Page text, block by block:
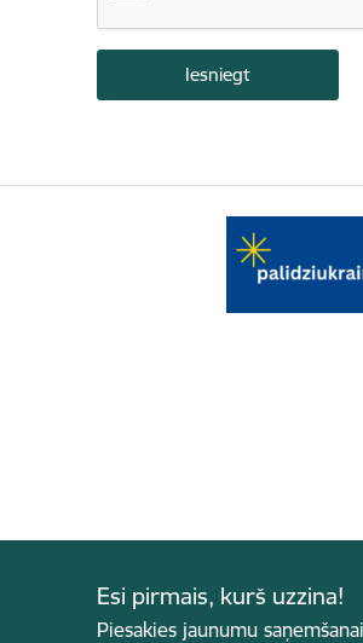
Esi pirmais, kurš uzzina!
Piesakies jaunumu